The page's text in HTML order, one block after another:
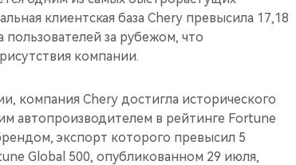
клиентская база Chery превысила 17,18
за рубежом, что
компании.
компания Chery достигла исторического
автопроизводителем в рейтинге Fortune
экспорт которого превысил 5
Global 500, опубликованном 29 июля,